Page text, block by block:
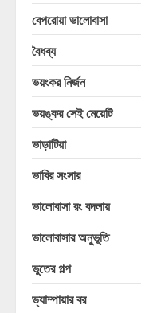
বেপরোয়া ভালোবাসা
বৈধব্য
ভয়ংকর নির্জন
ভয়ঙ্কর সেই মেয়েটি
ভাড়াটিয়া
ভাবির সংসার
ভালোবাসা রং বদলায়
ভালোবাসার অনুভূতি
ভুতের গল্প
ভ্যাম্পায়ার বর